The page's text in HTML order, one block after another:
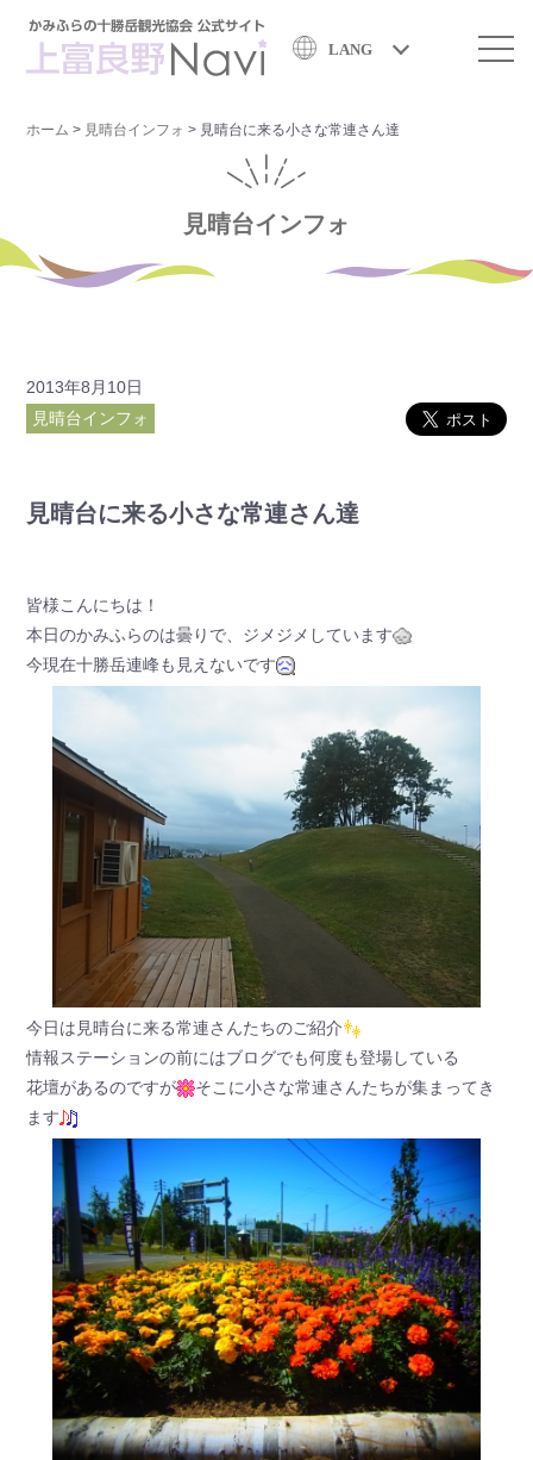
LANG
ホーム > 見晴台インフォ > 見晴台に来る小さな常連さん達
見晴台インフォ
2013年8月10日
見晴台インフォ
見晴台に来る小さな常連さん達
皆様こんにちは！
本日のかみふらのは曇りで、ジメジメしています
今現在十勝岳連峰も見えないです
今日は見晴台に来る常連さんたちのご紹介
情報ステーションの前にはブログでも何度も登場している
花壇があるのですが
そこに小さな常連さんたちが集まってき
ます